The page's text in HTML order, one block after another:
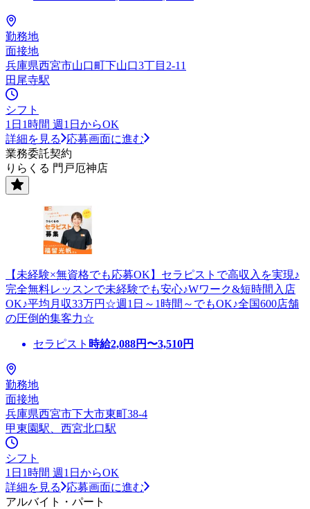
勤務地
面接地
兵庫県西宮市山口町下山口3丁目2-11
田尾寺駅
シフト
1日1時間 週1日からOK
詳細を見る
応募画面に進む
業務委託契約
りらくる 門戸厄神店
【未経験×無資格でも応募OK】セラピストで高収入を実現♪
完全無料レッスンで未経験でも安心♪Wワーク&短時間入店
OK♪平均月収33万円☆週1日～1時間～でもOK♪全国600店舗
の圧倒的集客力☆
セラピスト 時給2,088円〜3,510円
勤務地
面接地
兵庫県西宮市下大市東町38-4
甲東園駅、西宮北口駅
シフト
1日1時間 週1日からOK
詳細を見る
応募画面に進む
アルバイト・パート